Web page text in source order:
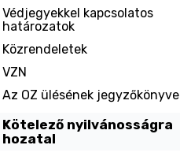
Védjegyekkel kapcsolatos
határozatok
Közrendeletek
VZN
Az OZ ülésének jegyzőkönyve
Kötelező nyilvánosságra
hozatal